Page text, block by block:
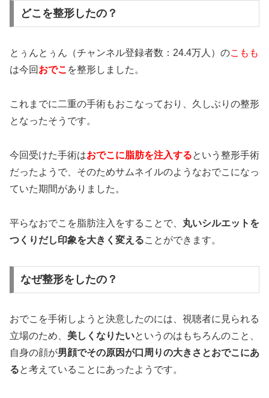
どこを整形したの？
とぅんとぅん（チャンネル登録者数：24.4万人）のこもも
は今回 おでこ を整形しました。
これまでに二重の手術もおこなっており、久しぶりの整形
となったそうです。
今回受けた手術はおでこに脂肪を注入するという整形手術
だったようで、そのためサムネイルのようなおでこになっ
ていた期間がありました。
平らなおでこを脂肪注入をすることで、 丸いシルエットを
つくりだし印象を大きく変えることができます。
なぜ整形をしたの？
おでこを手術しようと決意したのには、視聴者に見られる
立場のため、 美しくなりたいというのはもちろんのこと、
自身の顔が男顔でその原因が口周りの大きさとおでこ にあ
ると考えていることにあったようです。